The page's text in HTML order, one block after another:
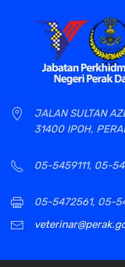
JALAN SULTAN
31400 IPOH,
05-5459111, 05-
05-5472561, 05-